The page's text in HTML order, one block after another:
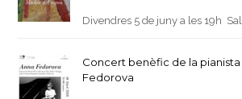
Divendres 5 de juny a les 19h
Concert benèfic de la pianista
Fedorova